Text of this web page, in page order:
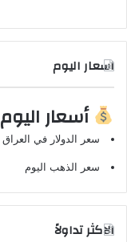
اسعار اليوم
أسعار اليوم
سعر الدولار في العراق
سعر الذهب اليوم
الاكثر تداولاً